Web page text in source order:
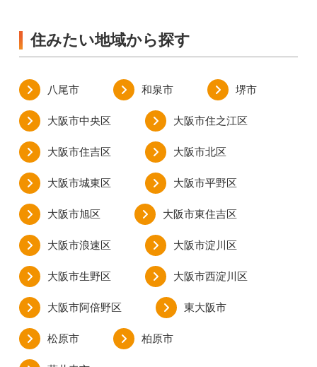
住みたい地域から探す
八尾市 和泉市 堺市
大阪市中央区 大阪市住之江区
大阪市住吉区 大阪市北区
大阪市城東区 大阪市平野区
大阪市旭区 大阪市東住吉区
大阪市浪速区 大阪市淀川区
大阪市生野区 大阪市西淀川区
大阪市阿倍野区 東大阪市
松原市 柏原市